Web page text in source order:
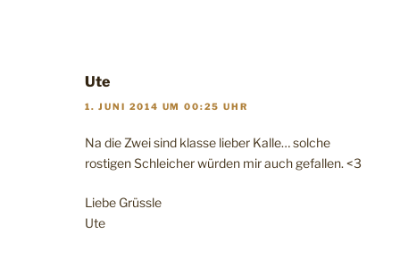
Ute
1. JUNI 2014 UM 00:25 UHR
Na die Zwei sind klasse lieber Kalle… solche
rostigen Schleicher würden mir auch gefallen. <3
Liebe Grüssle
Ute